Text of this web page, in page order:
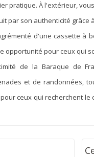
pratique. À l'extérieur,
par son authenticité
d'une cassette à
opportunité pour ceux qui
de la Baraque de
et de randonnées,
ceux qui recherchent